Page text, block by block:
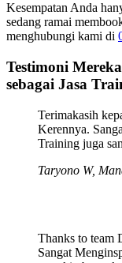
Kesempatan Anda
sedang ramai
menghubungi kami di
Testimoni
sebagai Jasa
Terimakasih
Kerennya.
Training juga
Taryono W,
Thanks to team
Sangat